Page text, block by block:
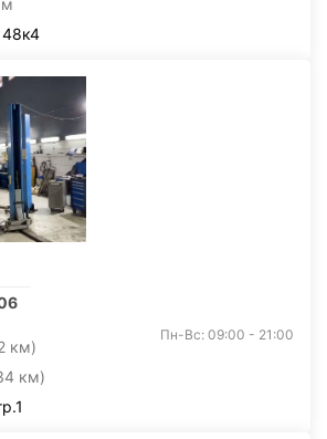
км)
км)
Пн-Вс: 09:00 - 21:00